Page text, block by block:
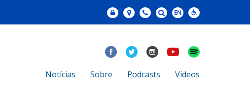
Notícias Sobre Podcasts Vídeos